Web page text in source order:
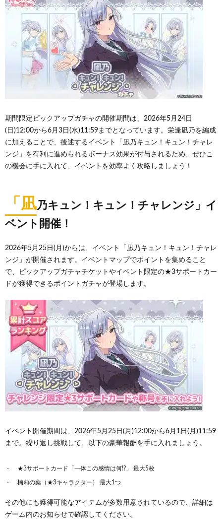
期間限定ピックアップガチャの開催期間は、2026年5月24日
(日)12:00から6月3日(水)11:59までとなっています。栄逢凪乃を編成
に加えることで、後述するイベント「凪乃キュン！キュン！チャレ
ンジ」を有利に進められるボーナス効果が付与されるため、ぜひこ
の機会に手に入れて、イベントを効率よく攻略しましょう！
「凪乃キュン！キュン！チャレンジ」イ
ベント開催！
2026年5月25日(月)からは、イベント「凪乃キュン！キュン！チャレ
ンジ」が開催されます。イベントマップでポイントを集めること
で、ピックアップガチャチケットやイベント限定の★3サポートカー
ドが獲得できるポイントガチャが登場します。
イベント開催期間は、2026年5月25日(月)12:00から6月1日(月)11:59
まで。繰り返し挑戦して、以下の豪華報酬を手に入れましょう。
★3サポートカード「一体この感情は何!?」 最大5枚
楠莉の薬（★3キャラクター） 最大1つ
その他にも獲得可能なアイテムが多数用意されているので、詳細は
ゲーム内のお知らせで確認してください。